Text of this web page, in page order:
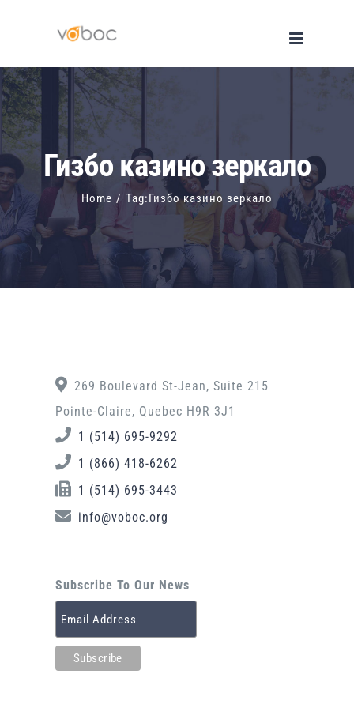
content
Гизбо казино зеркало
Home / Tag:Гизбо казино зеркало
269 Boulevard St-Jean, Suite 215
Pointe-Claire, Quebec H9R 3J1
1 (514) 695-9292
1 (866) 418-6262
1 (514) 695-3443
info@voboc.org
Subscribe To Our News